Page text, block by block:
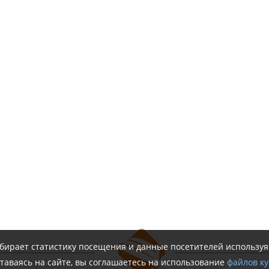
статистику посещения и данные посетителей
на сайте, вы соглашаетесь на использование файлов